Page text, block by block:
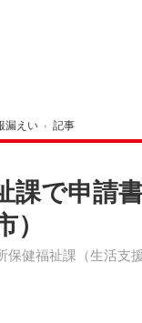
漏えい › 記事
課で申請
保健福祉課（生活